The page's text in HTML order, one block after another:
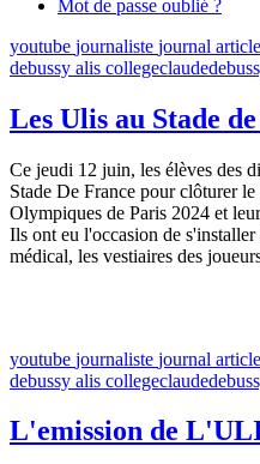
Mot de passe oublié ?
youtube journaliste journal article
debussy alis
Les Ulis au Stade
Ce jeudi 12 juin, les élèves des
Stade De France pour clôturer
Olympiques de Paris 2024 et
Ils ont eu l'occasion de
médical, les vestiaires des
youtube journaliste journal article
debussy alis
L'emission de